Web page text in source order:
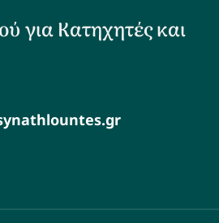
για Κατηχητές και